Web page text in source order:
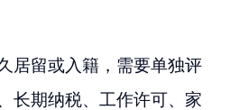
居留或入籍，需要单独评
长期纳税、工作许可、家